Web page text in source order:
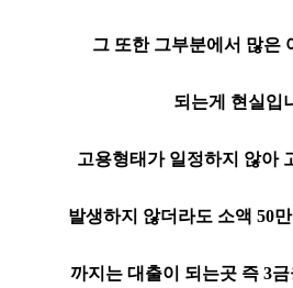
그 또한 그부분에서 많은
되는게 현실입
고용형태가 일정하지 않아
발생하지 않더라도 소액 50
까지는 대출이 되는곳 즉 3